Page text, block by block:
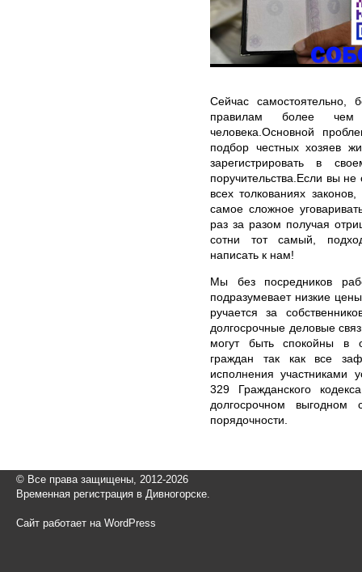
Сейчас самостоятельно,
правилам более
человека.Основной
подбор честных хозяев
зарегистрировать в
поручительства.Если вы
всех толкованиях
самое сложное
раз за разом получая
сотни тот самый,
написать к нам!
Мы без посредников
подразумевает низкие
ручается за
долгосрочные деловые
могут быть спокойны в
граждан так как все
исполнения участниками
329 Гражданского
долгосрочном выгодном
порядочности.
© Все права защищены, 2012-2026
Временная регистрация в Дивногорске.
Сайт работает на WordPress